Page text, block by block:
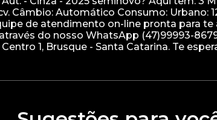
Câmbio: Automático Consumo: Urbano:
de atendimento on-line pronta para te
do nosso WhatsApp (47)99993-